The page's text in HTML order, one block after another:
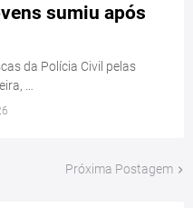
sumiu após
da Polícia Civil pelas
…
Próxima Postagem